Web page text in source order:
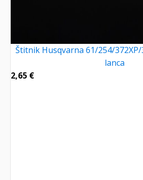
Štitnik Husqvarna 61/254/
lanca
2,65 €